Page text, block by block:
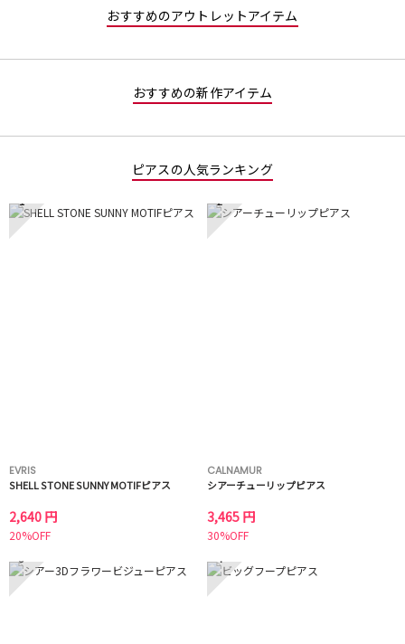
おすすめのアウトレットアイテム
おすすめの新作アイテム
ピアスの人気ランキング
1
EVRIS
SHELL STONE SUNNY MOTIFピアス
2,640 円
20%OFF
2
CALNAMUR
シアーチューリップピアス
3,465 円
30%OFF
3 4